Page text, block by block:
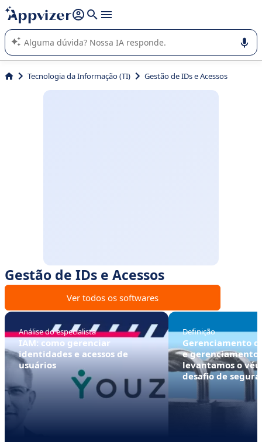
de nossa IA (várias linhas com
A IA do Appvizer o orienta no uso ou na seleção de software
SaaS para sua empresa.
Tecnologia da Informação (TI) Gestão de IDs e Acessos
Gestão de IDs e Acessos
Ver todos os softwares
Análise do especialista
IAM: como gerenciar
identidades e acessos de
usuários
Definição
Gerenciamento
e gerenciamento
levantamos o véu
desafio de
corporativa